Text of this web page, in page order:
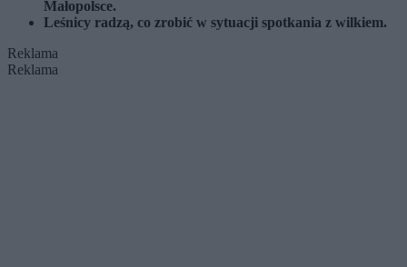
Małopolsce.
Leśnicy radzą, co zrobić w sytuacji spotkania z wilkiem.
Reklama
Reklama